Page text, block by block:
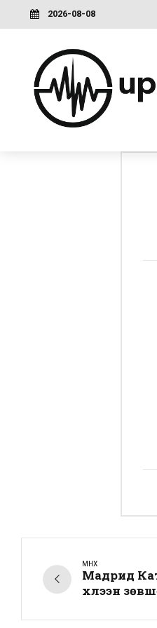
2026-08-08
ӨМНӨХ
Мадрид
хүлээн